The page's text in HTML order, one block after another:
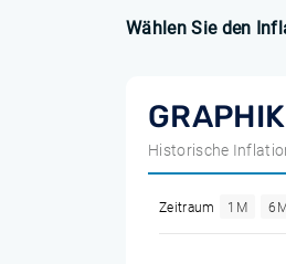
Wählen Sie den
Historische
Zeitraum 1M